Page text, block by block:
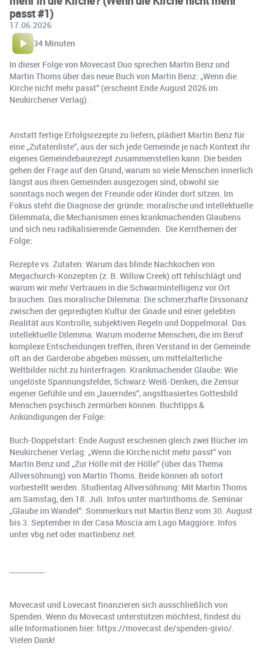
passt #1)
17.06.2026
34 Minuten
In dieser Folge von Movecast Duo sprechen Martin Benz und
Martin Thoms über das neue Buch von Martin Benz: „Wenn die
Kirche nicht mehr passt“ (erscheint Ende August 2026 im
Neukirchener Verlag).
Anstatt fertige Erfolgsrezepte zu liefern, plädiert Martin Benz für
eine „Zutatenliste“, aus der sich jede Gemeinde je nach Kontext ihr
eigenes Gemeindebaurezept zusammenstellen kann. Die beiden
gehen der Frage auf den Grund, warum so viele Menschen innerlich
längst aus ihren Gemeinden ausgezogen sind, obwohl sie
sonntags noch wegen der Freunde oder Kinder dort sitzen. Im
Fokus steht die Diagnose der gründe: moralische und intellektuelle
Dilemmata, die Mechanismen eines krankmachenden Glaubens
und sich neu radikalisierende Gemeinden. Die Kernthemen der
Folge:
Rezepte vs. Zutaten: Warum das blinde Nachkochen von
Megachurch-Konzepten (z. B. Willow Creek) oft fehlschlägt und
warum wir mehr Vertrauen in die Schwarmintelligenz vor Ort
brauchen. Das moralische Dilemma: Die schmerzhafte Dissonanz
zwischen der gepredigten Kultur der Gnade und einer gelebten
Realität aus Kontrolle, subjektiven Regeln und Doppelmoral. Das
intellektuelle Dilemma: Warum moderne Menschen, die im Beruf
komplexe Entscheidungen treffen, ihren Verstand in der Gemeinde
oft an der Garderobe abgeben müssen, um mittelalterliche
Weltbilder nicht zu hinterfragen. Krankmachender Glaube: Wie
ungelöste Spannungsfelder, Schwarz-Weiß-Denken, die Zensur
eigener Gefühle und ein „lauerndes“, angstbasiertes Gottesbild
Menschen psychisch zermürben können. Buchtipps &
Ankündigungen der Folge:
Buch-Doppelstart: Ende August erscheinen gleich zwei Bücher im
Neukirchener Verlag: „Wenn die Kirche nicht mehr passt“ von
Martin Benz und „Zur Hölle mit der Hölle“ (über das Thema
Allversöhnung) von Martin Thoms. Beide können ab sofort
vorbestellt werden. Studientag Allversöhnung: Mit Martin Thoms
am Samstag, den 18. Juli. Infos unter martinthoms.de. Seminar
„Glaube im Wandel“: Sommerkurs mit Martin Benz vom 30. August
bis 3. September in der Casa Moscia am Lago Maggiore. Infos
unter vbg.net oder martinbenz.net.
Movecast und Lovecast finanzieren sich ausschließlich von
Spenden. Wenn du Movecast unterstützen möchtest, findest du
alle Informationen hier: https://movecast.de/spenden-givio/.
Vielen Dank!